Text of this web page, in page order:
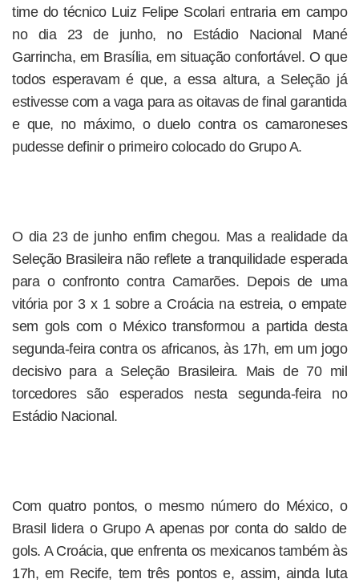
time do técnico Luiz Felipe Scolari entraria em campo
no dia 23 de junho, no Estádio Nacional Mané
Garrincha, em Brasília, em situação confortável. O que
todos esperavam é que, a essa altura, a Seleção já
estivesse com a vaga para as oitavas de final garantida
e que, no máximo, o duelo contra os camaroneses
pudesse definir o primeiro colocado do Grupo A.
O dia 23 de junho enfim chegou. Mas a realidade da
Seleção Brasileira não reflete a tranquilidade esperada
para o confronto contra Camarões. Depois de uma
vitória por 3 x 1 sobre a Croácia na estreia, o empate
sem gols com o México transformou a partida desta
segunda-feira contra os africanos, às 17h, em um jogo
decisivo para a Seleção Brasileira. Mais de 70 mil
torcedores são esperados nesta segunda-feira no
Estádio Nacional.
Com quatro pontos, o mesmo número do México, o
Brasil lidera o Grupo A apenas por conta do saldo de
gols. A Croácia, que enfrenta os mexicanos também às
17h, em Recife, tem três pontos e, assim, ainda luta